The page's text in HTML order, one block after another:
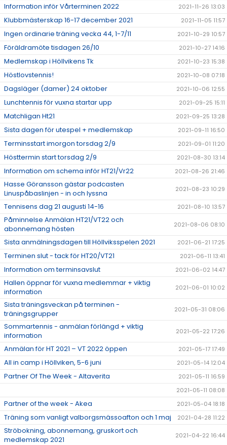
Information inför Vårterminen 2022 2021-11-26 13:03
Klubbmästerskap 16-17 december 2021 2021-11-05 11:57
Ingen ordinarie träning vecka 44, 1-7/11 2021-10-29 10:57
Föräldramöte tisdagen 26/10 2021-10-27 14:16
Medlemskap i Höllvikens Tk 2021-10-23 15:38
Höstlovstennis! 2021-10-08 07:18
Dagsläger (damer) 24 oktober 2021-10-06 12:55
Lunchtennis för vuxna startar upp 2021-09-25 15:11
Matchligan Ht21 2021-09-25 13:28
Sista dagen för utespel + medlemskap 2021-09-11 16:50
Terminsstart imorgon torsdag 2/9 2021-09-01 11:20
Hösttermin start torsdag 2/9 2021-08-30 13:14
Information om schema inför HT21/Vr22 2021-08-26 21:46
Hasse Göransson gästar podcasten
Linuspåbaslinjen - in och lyssna
2021-08-23 10:29
Tennisens dag 21 augusti 14-16 2021-08-10 13:57
Påminnelse Anmälan HT21/VT22 och
abonnemang hösten
2021-08-06 08:10
Sista anmälningsdagen till Höllviksspelen 2021 2021-06-21 17:25
Terminen slut - tack för HT20/VT21 2021-06-11 13:41
Information om terminsavslut 2021-06-02 14:47
Hallen öppnar för vuxna medlemmar + viktig
information
2021-06-01 10:02
Sista träningsveckan på terminen -
träningsgrupper
2021-05-31 08:06
Sommartennis - anmälan förlängd + viktig
information
2021-05-22 17:26
Anmälan för HT 2021 – VT 2022 öppen 2021-05-17 17:49
All in camp i Höllviken, 5-6 juni 2021-05-14 12:04
Partner Of The Week - Altaverita
2021-05-11 16:59
2021-05-11 08:08
Partner of the week - Akea 2021-05-04 18:18
Träning som vanligt valborgsmässoafton och 1 maj 2021-04-28 11:22
Ströbokning, abonnemang, gruskort och
medlemskap 2021
2021-04-22 16:44